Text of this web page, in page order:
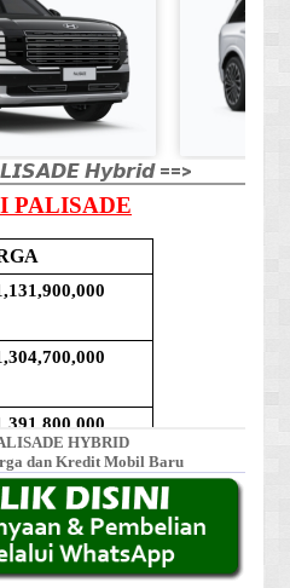
𝙃𝙮𝙗𝙧𝙞𝙙 ==>
HYBRID
dan Kredit Mobil Baru